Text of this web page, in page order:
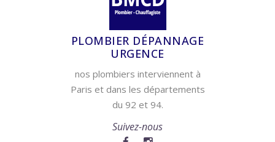
PLOMBIER DÉPANNAGE
URGENCE
nos plombiers interviennent à
Paris et dans les départements
du 92 et 94.
Suivez-nous